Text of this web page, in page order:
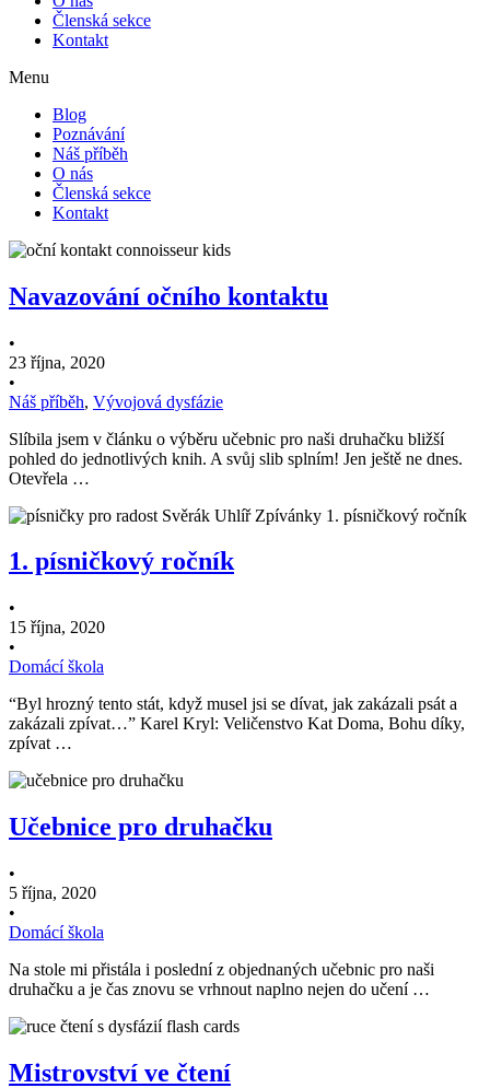
Členská sekce
Kontakt
Menu
Blog
Poznávání
Náš příběh
O nás
Členská sekce
Kontakt
Navazování očního kontaktu
•
23 října, 2020
•
Náš příběh, Vývojová dysfázie
Slíbila jsem v článku o výběru učebnic pro naši druhačku bližší
pohled do jednotlivých knih. A svůj slib splním! Jen ještě ne dnes.
Otevřela …
1. písničkový ročník
•
15 října, 2020
•
Domácí škola
“Byl hrozný tento stát, když musel jsi se dívat, jak zakázali psát a
zakázali zpívat…” Karel Kryl: Veličenstvo Kat Doma, Bohu díky,
zpívat …
Učebnice pro druhačku
•
5 října, 2020
•
Domácí škola
Na stole mi přistála i poslední z objednaných učebnic pro naši
druhačku a je čas znovu se vrhnout naplno nejen do učení …
Mistrovství ve čtení